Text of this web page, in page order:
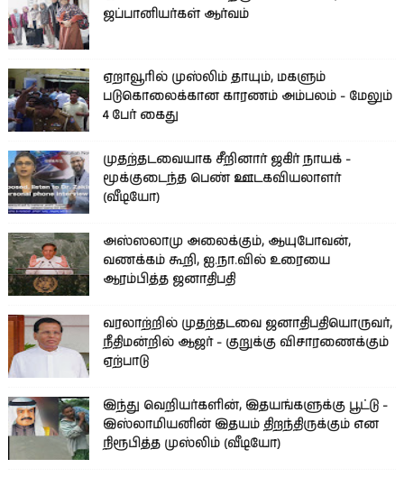
ஜப்பானியர்கள் ஆர்வம்
ஏறாவூரில் முஸ்லிம் தாயும், மகளும்
படுகொலைக்கான காரணம் அம்பலம் - மேலும்
4 பேர் கைது
முதற்தடவையாக சீறினார் ஜகிர் நாயக் -
மூக்குடைந்த பெண் ஊடகவியலாளர்
(வீடியோ)
அஸ்ஸலாமு அலைக்கும், ஆயுபோவன்,
வணக்கம் கூறி, ஐ.நா.வில் உரையை
ஆரம்பித்த ஜனாதிபதி
வரலாற்றில் முதற்தடவை ஜனாதிபதியொருவர்,
நீதிமன்றில் ஆஜர் - குறுக்கு விசாரணைக்கும்
ஏற்பாடு
இந்து வெறியர்களின், இதயங்களுக்கு பூட்டு -
இஸ்லாமியனின் இதயம் திறந்திருக்கும் என
நிரூபித்த முஸ்லிம் (வீடியோ)